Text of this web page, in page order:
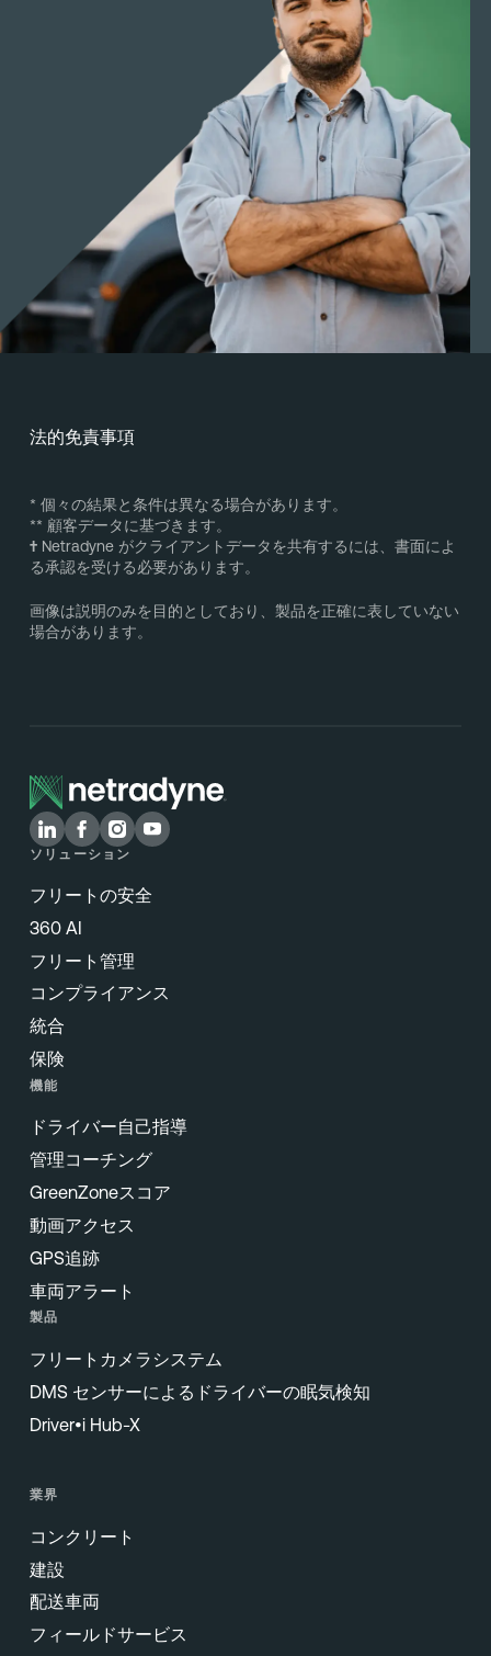
法的免責事項
* 個々の結果と条件は異なる場合があります。
** 顧客データに基づきます。
†Netradyne がクライアントデータを共有するには、書面によ
る承認を受ける必要があります。
画像は説明のみを目的としており、製品を正確に表していない
場合があります。
ソリューション
フリートの安全
360 AI
フリート管理
コンプライアンス
統合
保険
機能
ドライバー自己指導
管理コーチング
GreenZoneスコア
動画アクセス
GPS追跡
車両アラート
製品
フリートカメラシステム
DMS センサーによるドライバーの眠気検知
Driver•i Hub-X
業界
コンクリート
建設
配送車両
フィールドサービス